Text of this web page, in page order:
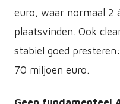
euro, waar normaal 2
plaatsvinden. Ook
stabiel goed
70 miljoen euro.